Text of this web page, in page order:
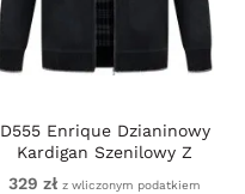
D555 Enrique Dzianinowy
Kardigan Szenilowy Z
Zamkiem Czarny
329 zł z wliczonym podatkiem